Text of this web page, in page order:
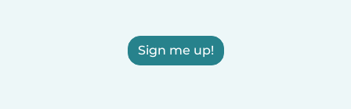
Sign me up!